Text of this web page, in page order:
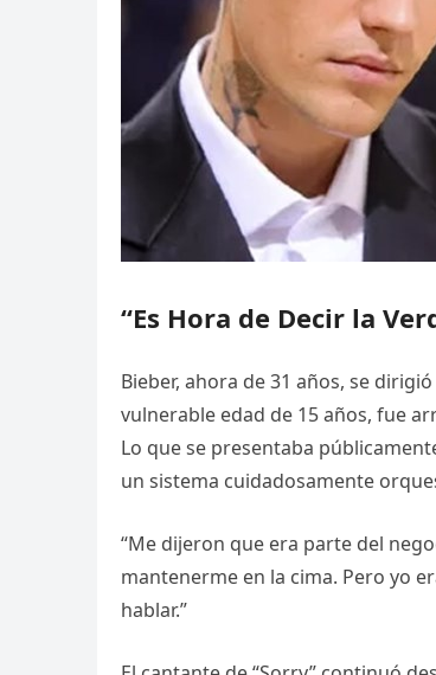
“Es Hora de Decir la
Bieber, ahora de 31 años, se
vulnerable edad de 15 años, fue
Lo que se presentaba
un sistema cuidadosamente
“Me dijeron que era parte del
mantenerme en la cima. Pero yo
hablar.”